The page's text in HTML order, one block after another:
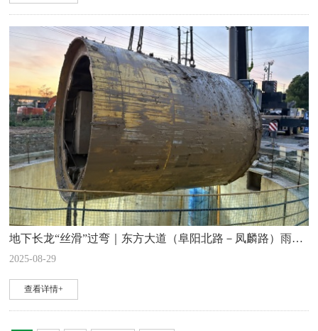
地下长龙“丝滑”过弯｜东方大道（阜阳北路－凤麟路）雨水分流管工程大管径曲线顶管全线贯通
2025-08-29
查看详情+